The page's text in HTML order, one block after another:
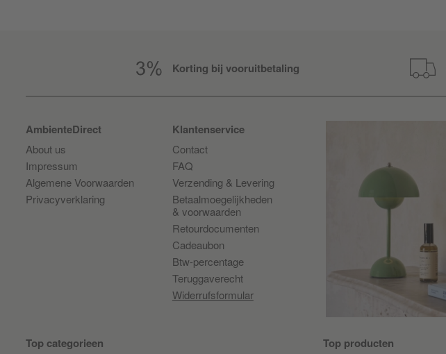
Korting bij vooruitbetaling
AmbienteDirect
About us
Impressum
Algemene Voorwaarden
Privacyverklaring
Klantenservice
Contact
FAQ
Verzending & Levering
Betaalmoegelijkheden
& voorwaarden
Retourdocumenten
Cadeaubon
Btw-percentage
Teruggaverecht
Widerrufsformular
Top categorieen Top producten